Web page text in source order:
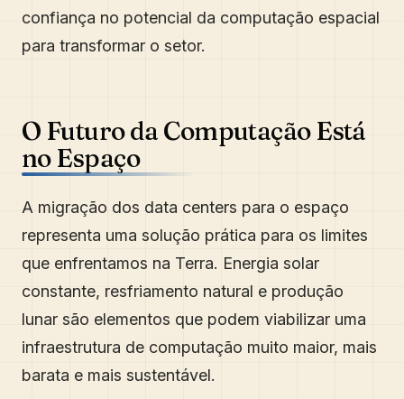
confiança no potencial da computação espacial
para transformar o setor.
O Futuro da Computação Está
no Espaço
A migração dos data centers para o espaço
representa uma solução prática para os limites
que enfrentamos na Terra. Energia solar
constante, resfriamento natural e produção
lunar são elementos que podem viabilizar uma
infraestrutura de computação muito maior, mais
barata e mais sustentável.